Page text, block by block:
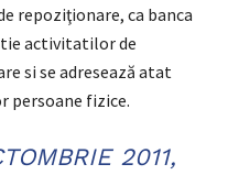
repoziţionare, ca banca
activitatilor de
si se adresează atat
persoane fizice.
2011,